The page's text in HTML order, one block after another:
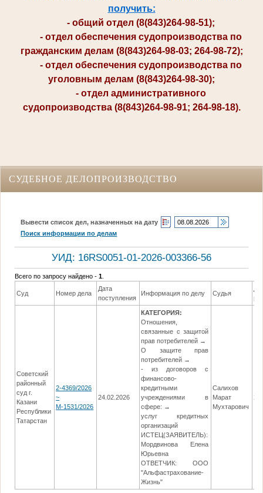
получить:
- общий отдел (8(843)264-98-51);
- отдел обеспечения судопроизводства по
гражданским делам (8(843)264-98-03; 264-98-72);
- отдел обеспечения судопроизводства по
уголовным делам (8(843)264-98-30);
- отдел административного
судопроизводства (8(843)264-98-91; 264-98-18).
СУДЕБНОЕ ДЕЛОПРОИЗВОДСТВО
Вывести список дел, назначенных на дату
Поиск информации по делам
УИД: 16RS0051-01-2026-003366-56
Всего по запросу найдено -1
Суд Номер дела
Дата
поступления
Информация по делу Судья
Советский
районный
суд г.
Казани
Республики
Татарстан
2-4369/2026
~
М-1531/2026
24.02.2026
КАТЕГОРИЯ:
Отношения,
связанные с защитой
прав потребителей →
О защите прав
потребителей →
- из договоров с
финансово-
кредитными
учреждениями в
сфере: →
услуг кредитных
организаций
ИСТЕЦ(ЗАЯВИТЕЛЬ):
Мордвинова Елена
Юрьевна
ОТВЕТЧИК: ООО
"Альфастрахование-
Жизнь"
Салихов
Марат
Мухтарович